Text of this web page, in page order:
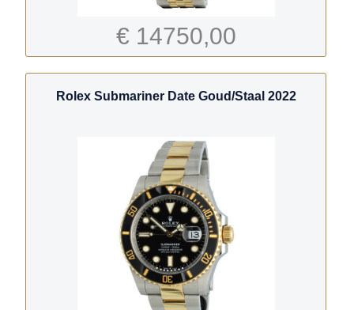
€ 14750,00
Rolex Submariner Date Goud/Staal 2022